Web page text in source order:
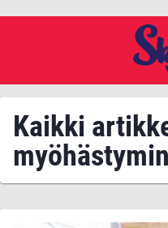
Kaikki